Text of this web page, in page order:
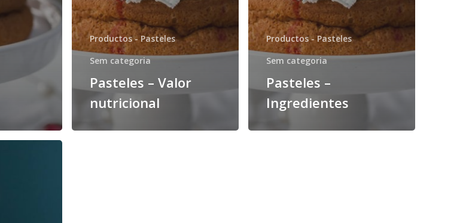
Productos - Pasteles
Sem categoria
Pasteles – Valor
nutricional
Productos - Pasteles
Sem categoria
Pasteles –
Ingredientes